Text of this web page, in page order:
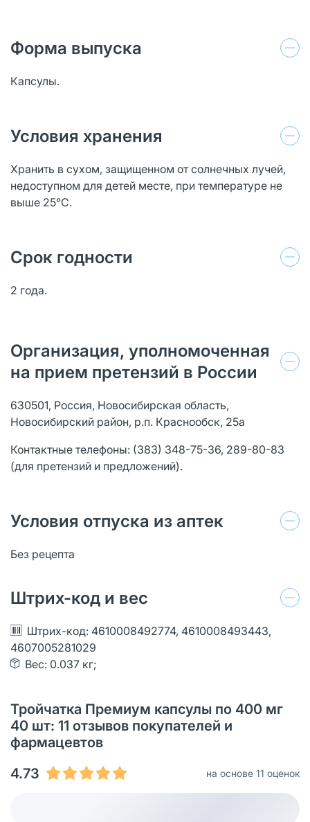
Форма выпуска
Капсулы.
Условия хранения
Хранить в сухом, защищенном от солнечных лучей,
недоступном для детей месте, при температуре не
выше 25°С.
Срок годности
2 года.
Организация, уполномоченная
на прием претензий в России
630501, Россия, Новосибирская область,
Новосибирский район, р.п. Краснообск, 25а
Контактные телефоны: (383) 348-75-36, 289-80-83
(для претензий и предложений).
Условия отпуска из аптек
Без рецепта
Штрих-код и вес
Штрих-код: 4610008492774, 4610008493443,
4607005281029
Вес: 0.037 кг;
Тройчатка Премиум капсулы по 400 мг
40 шт: 11 отзывов покупателей и
фармацевтов
4.73
на основе 11 оценок